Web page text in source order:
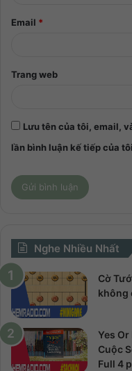
Email *
Trang web
Lưu tên của tôi, email,
lần bình luận kế tiếp của
Nghe Nhiều Nhất
Cờ
không
Yes
Cuộc
Full 4